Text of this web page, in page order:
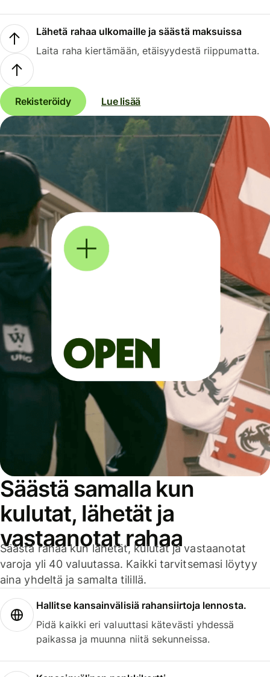
Lähetä rahaa ulkomaille ja säästä maksuissa
Laita raha kiertämään, etäisyydestä riippumatta.
Rekisteröidy Lue lisää
Säästä samalla kun
kulutat, lähetät ja
vastaanotat rahaa
Säästä rahaa kun lähetät, kulutat ja vastaanotat
varoja yli 40 valuutassa. Kaikki tarvitsemasi löytyy
aina yhdeltä ja samalta tilillä.
Hallitse kansainvälisiä rahansiirtoja lennosta.
Pidä kaikki eri valuuttasi kätevästi yhdessä
paikassa ja muunna niitä sekunneissa.